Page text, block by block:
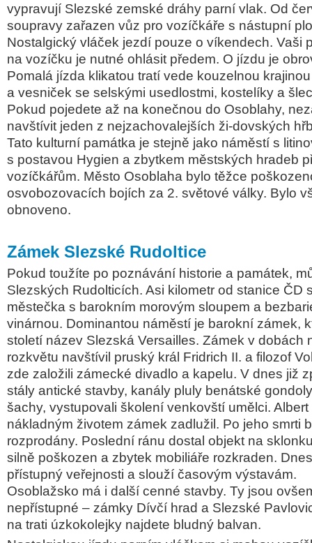
vypravují Slezské zemské dráhy parní vlak. Od
soupravy zařazen vůz pro vozíčkáře s nástupní
Nostalgický vláček jezdí pouze o víkendech. Vaši
na vozíčku je nutné ohlásit předem. O jízdu je
Pomalá jízda klikatou tratí vede kouzelnou
a vesniček se selskými usedlostmi, kostelíky a
Pokud pojedete až na konečnou do Osoblahy,
navštívit jeden z nejzachovalejších ži-dovských
Tato kulturní památka je stejně jako náměstí s
s postavou Hygien a zbytkem městských hradeb
vozíčkářům. Město Osoblaha bylo těžce
osvobozovacích bojích za 2. světové války. Bylo
obnoveno.
Zámek Slezské Rudoltice
Pokud toužíte po poznávání historie a památek,
Slezských Rudolticích. Asi kilometr od stanice ČD
městečka s barokním morovým sloupem a
vinárnou. Dominantou náměstí je barokní zámek,
století název Slezská Versailles. Zámek v dobách
rozkvětu navštívil pruský král Fridrich II. a filozof
zde založili zámecké divadlo a kapelu. V dnes již
stály antické stavby, kanály pluly benátské
šachy, vystupovali školení venkovští umělci. Albert
nákladným životem zámek zadlužil. Po jeho smrti
rozprodány. Poslední ránu dostal objekt na
silně poškozen a zbytek mobiliáře rozkraden.
přístupný veřejnosti a slouží časovým výstavám.
Osoblažsko má i další cenné stavby. Ty jsou
nepřístupné – zámky Dívčí hrad a Slezské
na trati úzkokolejky najdete bludný balvan.